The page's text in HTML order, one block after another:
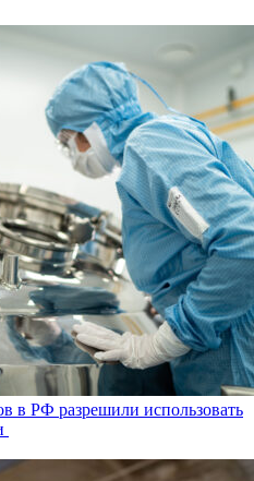
в РФ разрешили использовать